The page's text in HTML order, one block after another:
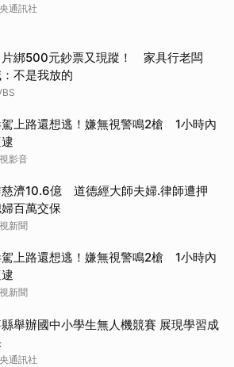
通訊社
綁500元鈔票又現蹤！ 家具行老闆
不是我放的
上路還想逃！嫌無視警鳴2槍 1小時內
影音
濟10.6億 道德經大師夫婦.律師遭押
百萬交保
新聞
上路還想逃！嫌無視警鳴2槍 1小時內
新聞
舉辦國中小學生無人機競賽 展現學習成
通訊社